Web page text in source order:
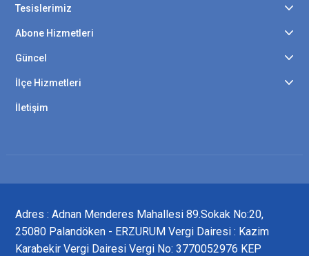
Tesislerimiz
Abone Hizmetleri
Güncel
İlçe Hizmetleri
İletişim
Adres : Adnan Menderes Mahallesi 89.Sokak No:20,
25080 Palandöken - ERZURUM Vergi Dairesi : Kazim
Karabekir Vergi Dairesi Vergi No: 3770052976 KEP